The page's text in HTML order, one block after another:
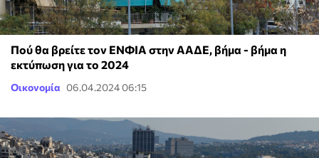
Πού θα βρείτε τον ΕΝΦΙΑ στην ΑΑΔΕ, βήμα - βήμα η
εκτύπωση για το 2024
Οικονομία 06.04.2024 06:15